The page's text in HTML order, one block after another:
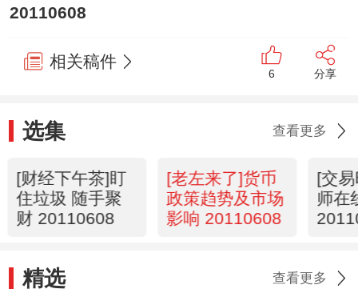
20110608
相关稿件
6 分享
选集 查看更多
[财经下午茶]盯
住垃圾 随手聚
财 20110608
[老左来了]货币
政策趋势及市场
影响 20110608
[交
师在
精选 查看更多